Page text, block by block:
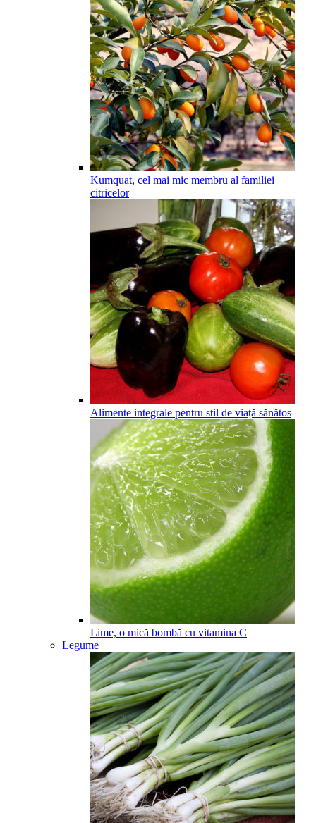
Kumquat, cel mai mic membru al familiei
citricelor
Alimente integrale pentru stil de viață sănătos
Lime, o mică bombă cu vitamina C
Legume